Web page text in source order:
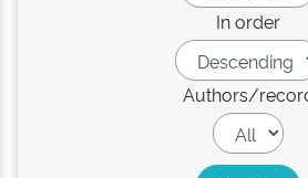
In order
Authors/